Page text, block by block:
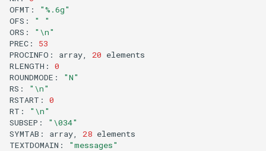
OFMT:
"%.6g"
OFS:
" "
ORS:
"\n"
PREC:
53
PROCINFO:
array, 20 elements
RLENGTH:
0
ROUNDMODE:
"N"
RS:
"\n"
RSTART:
0
RT:
"\n"
SUBSEP:
"\034"
SYMTAB:
array, 28 elements
TEXTDOMAIN:
"messages"